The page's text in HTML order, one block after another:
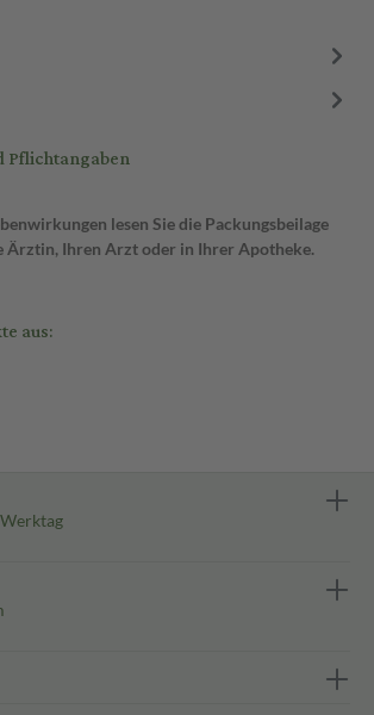
Pflichtangaben
lesen Sie die Packungsbeilage
Ärztin, Ihren Arzt oder in Ihrer Apotheke.
aus: